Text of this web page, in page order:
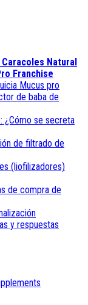
Caracoles Natural
Franchise
Mucus pro
de baba de
¿Cómo se secreta
de filtrado de
(liofilizadores)
de compra de
y respuestas